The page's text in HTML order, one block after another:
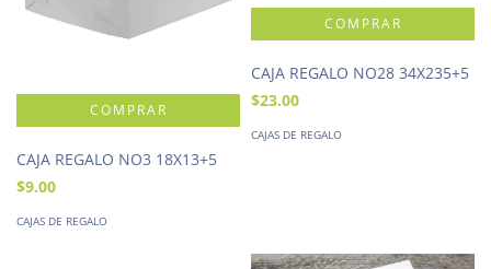
CAJA REGALO NO3 18X13+5
$9.00
CAJAS DE REGALO
CAJA REGALO NO28 34X235+5
$23.00
CAJAS DE REGALO